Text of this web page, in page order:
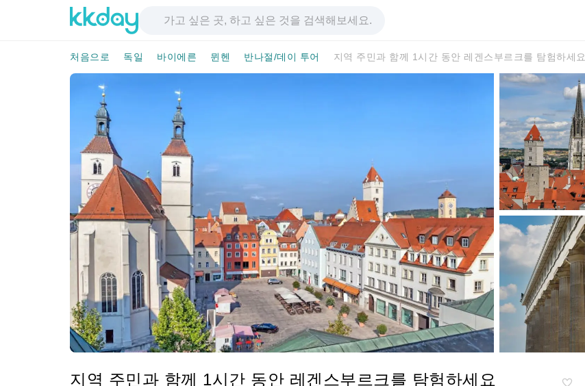
처음으로 독일 바이에른 뮌헨 반나절/데이 투어 지역 주민과 함께 1시간 동안 레겐스부르크를 탐험하세요
지역 주민과 함께 1시간 동안 레겐스부르크를 탐험하세요